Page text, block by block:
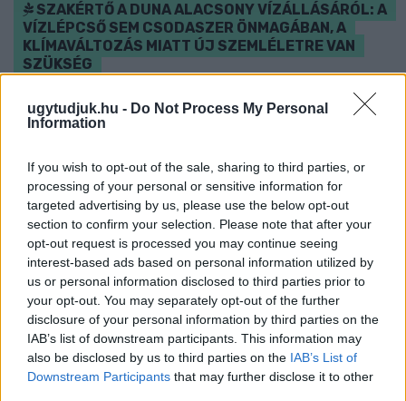
ugytudjuk.hu - Do Not Process My Personal
Information
If you wish to opt-out of the sale, sharing to third parties, or
processing of your personal or sensitive information for
targeted advertising by us, please use the below opt-out
section to confirm your selection. Please note that after your
opt-out request is processed you may continue seeing
interest-based ads based on personal information utilized by
us or personal information disclosed to third parties prior to
your opt-out. You may separately opt-out of the further
disclosure of your personal information by third parties on the
IAB’s list of downstream participants. This information may
also be disclosed by us to third parties on the IAB’s List of
Downstream Participants that may further disclose it to other
SZAKÉRTŐ A DUNA ALACSONY VÍZÁLLÁSÁRÓL: A
VÍZLÉPCSŐ SEM CSODASZER ÖNMAGÁBAN, A
KLÍMAVÁLTOZÁS MIATT ÚJ SZEMLÉLETRE VAN
SZÜKSÉG
A BME vízmérnöke szerint a Paksi Atomerőmű helyzetére sem
jelentene automatikus megoldást egy új dunai vízlépcső - a jövő
Szólj hozzá!